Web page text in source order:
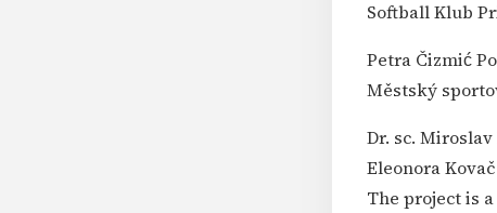
Softball Klub
Petra Čizmić
Městský
Dr. sc.
Eleonora
The project is